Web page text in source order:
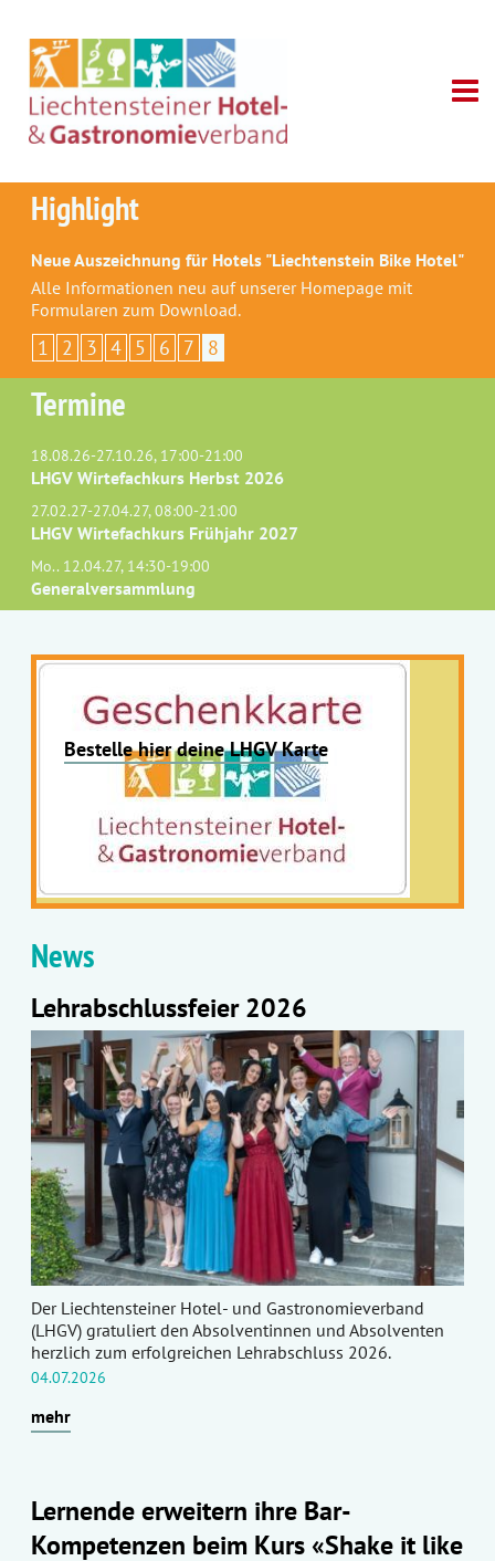
Highlight
Neue Auszeichnung für Hotels "Liechtenstein Bike Hotel"
Alle Informationen neu auf unserer Homepage mit
Formularen zum Download.
1 2 3 4 5 6 7 8
Termine
18.08.26-27.10.26, 17:00-21:00
LHGV Wirtefachkurs Herbst 2026
27.02.27-27.04.27, 08:00-21:00
LHGV Wirtefachkurs Frühjahr 2027
Mo.. 12.04.27, 14:30-19:00
Generalversammlung
Bestelle hier deine LHGV Karte
News
Lehrabschlussfeier 2026
Der Liechtensteiner Hotel- und Gastronomieverband
(LHGV) gratuliert den Absolventinnen und Absolventen
herzlich zum erfolgreichen Lehrabschluss 2026.
04.07.2026
mehr
Lernende erweitern ihre Bar-
Kompetenzen beim Kurs «Shake it like